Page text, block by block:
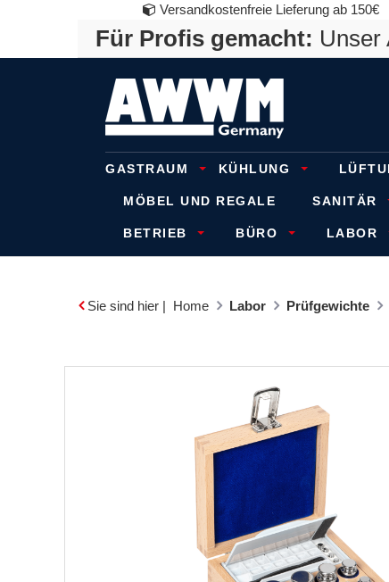
Versandkostenfreie Lieferung ab 150€
Für Profis gemacht: Unser
GASTRAUM KÜHLUNG
MÖBEL UND REGALE SANITÄR
BETRIEB BÜRO LABOR
Sie sind hier | Home Labor Prüfgewichte